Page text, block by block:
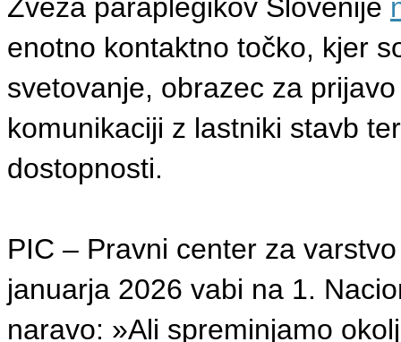
Zveza paraplegikov Slovenije
enotno kontaktno točko, kjer
svetovanje, obrazec za
komunikaciji z lastniki stavb
dostopnosti.
PIC – Pravni center za
januarja 2026 vabi na 1.
naravo: »Ali spreminjamo